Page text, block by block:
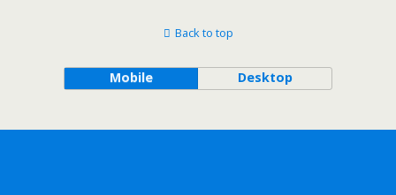
Back to top
Mobile Desktop